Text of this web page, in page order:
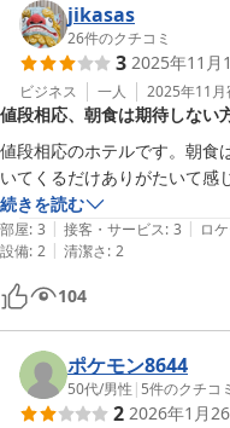
jikasas
26件のクチコミ
3 2025年11月
ビジネス 一人 2025年11月
値段相応、朝食は期待しない
値段相応のホテルです。朝食
いてくるだけありがたいて感
続きを読む
部屋: 3 | 接客・サービス: 3 | ロ
設備: 2 | 清潔さ: 2
104
ポケモン8644
50代/男性 | 5件のクチコミ
2 2026年1月